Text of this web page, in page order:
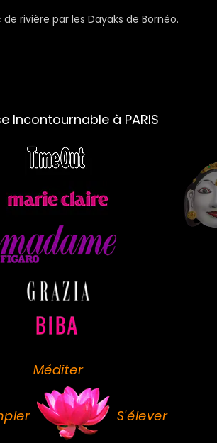
de rivière par les Dayaks de Bornéo.
Incontournable à PARIS
Méditer
S'élever